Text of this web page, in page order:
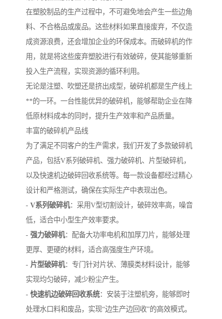
在塑胶制品的生产过程中，不可避免地会产生一些边角
料、不合格品或废品。这些材料如果直接废弃，不仅造
成资源浪费，还会增加企业的环保成本。而破碎机的作
用，就是将这些废弃塑胶进行有效破碎，使其能够重新
投入生产流程，实现资源的循环利用。
无论是注塑、吹塑还是挤出成型，破碎机都是生产线上
**的一环。一台性能优异的破碎机，能够帮助企业在降
低原材料成本的同时，提升生产效率和产品质量。
丰富的破碎机产品线
为了满足不同客户的生产需求，我们开发了多款破碎机
产品，包括V系列破碎机、强力破碎机、片型破碎机，
以及快速机边破碎回收系统等。每一款设备都经过精心
设计和严格测试，确保在实际生产中表现出色。
- V系列破碎机：采用V型切割设计，破碎效率高，噪音
低，适合中小型生产效率要求。
- 强力破碎机：配备大功率电机和加厚刀片，能够处理
更厚、更硬的材料，适合高强度生产环境。
- 片型破碎机：专门针对片状、薄膜类材料设计，能够
实现均匀破碎，减少粉尘产生。
- 快速机边破碎回收系统：安装于注塑机旁，能够即时
处理水口料和废品，实现“边生产边回收”的高效模式。